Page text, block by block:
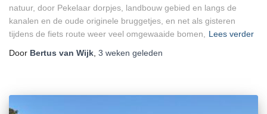
natuur, door Pekelaar dorpjes, landbouw gebied en langs de
kanalen en de oude originele bruggetjes, en net als gisteren
tijdens de fiets route weer veel omgewaaide bomen,
Lees verder
Door Bertus van Wijk 3 weken geleden